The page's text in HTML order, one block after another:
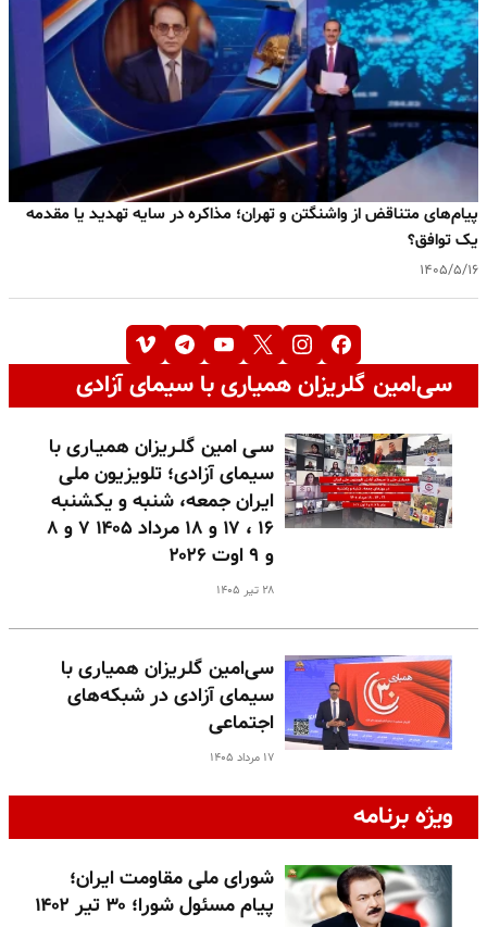
پیام‌های متناقض از واشنگتن و تهران؛ مذاکره در سایه تهدید یا مقدمه
یک توافق؟
۱۴۰۵/۵/۱۶
سی‌امین گلریزان همیاری با سیمای آزادی
سـی امین گلـریزان همیـاری با
سیمای آزادی؛ تلویزیون ملی
ایران جمعه، شنبه و یکشنبه
۱۶ ، ۱۷ و ۱۸ مرداد ۱۴۰۵ ۷ و ۸
و ۹ اوت ۲۰۲۶
۲۸ تیر ۱۴۰۵
سی‌امین گلریزان همیاری با
سیمای آزادی در شبکه‌های
اجتماعی
۱۷ مرداد ۱۴۰۵
ویژه برنامه
شورای ملی مقاومت ایران؛
پیام مسئول شورا؛ ۳۰ تیر ۱۴۰۲